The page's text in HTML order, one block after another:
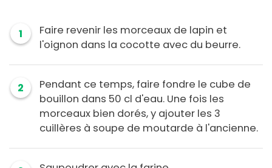
1
Faire revenir les morceaux de lapin et
l'oignon dans la cocotte avec du beurre.
2
Pendant ce temps, faire fondre le cube de
bouillon dans 50 cl d'eau. Une fois les
morceaux bien dorés, y ajouter les 3
cuillères à soupe de moutarde à l'ancienne.